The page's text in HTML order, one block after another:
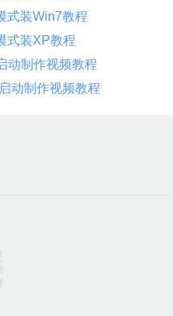
式装Win7教程
式装XP教程
动制作视频教程
动制作视频教程